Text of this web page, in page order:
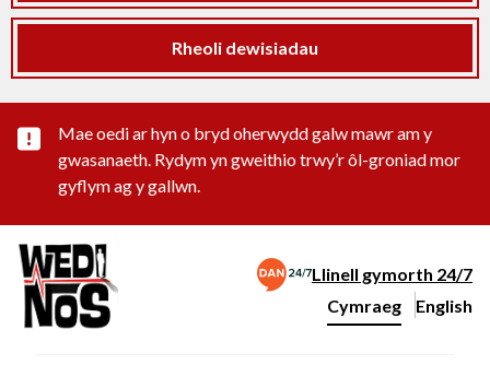
Rheoli dewisiadau
Rhybudd sylwedd pwysig
Mae oedi ar hyn o bryd oherwydd galw mawr am y
gwasanaeth. Rydym yn gweithio trwy’r ôl-groniad mor
gyflym ag y gallwn.
Llinell gymorth 24/7
Newid iaith y wefan
Cymraeg English
–